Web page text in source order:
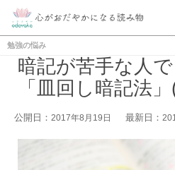
勉強の悩み
暗記が苦手な人
「皿回し暗記法
公開日： 2017年8月19日 最新日：